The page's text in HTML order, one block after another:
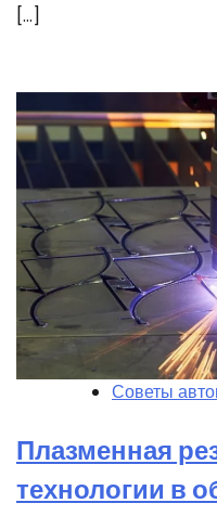
[…]
Советы
Плазменная
технологии в